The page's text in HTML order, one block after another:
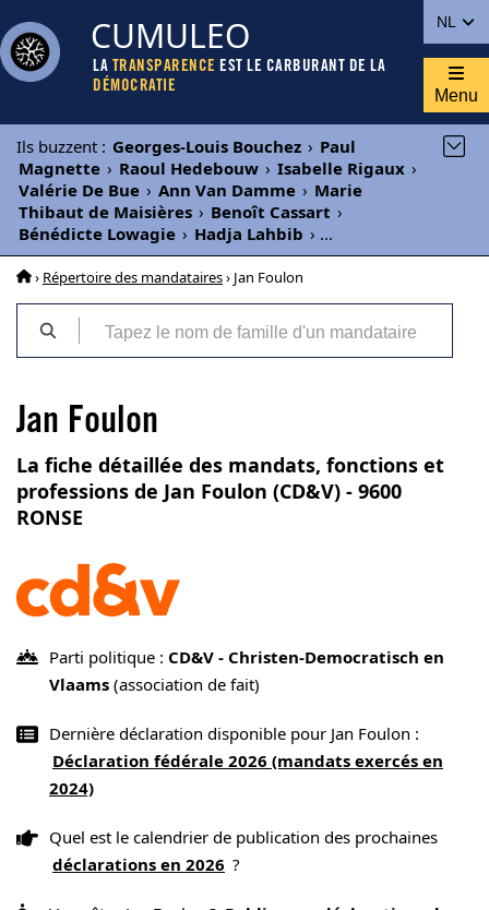
NL
CUMULEO
LA TRANSPARENCE EST LE CARBURANT DE LA
DÉMOCRATIE
Menu
Ils buzzent : Georges-Louis Bouchez › Paul
Magnette › Raoul Hedebouw › Isabelle Rigaux ›
Valérie De Bue › Ann Van Damme › Marie
Thibaut de Maisières › Benoît Cassart ›
Bénédicte Lowagie › Hadja Lahbib › ...
› Répertoire des mandataires› Jan Foulon
Jan Foulon
La fiche détaillée des mandats, fonctions et
professions de Jan Foulon (CD&V) - 9600
RONSE
Parti politique : CD&V - Christen-Democratisch en
Vlaams (association de fait)
Dernière déclaration disponible pour Jan Foulon :
Déclaration fédérale 2026 (mandats exercés en
2024)
Quel est le calendrier de publication des prochaines
déclarations en 2026 ?